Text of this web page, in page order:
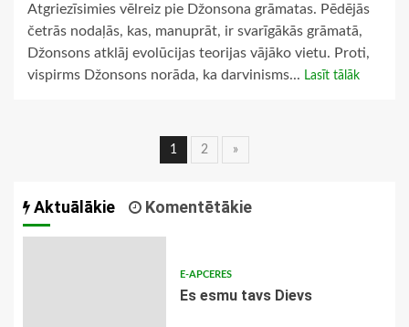
Atgriezīsimies vēlreiz pie Džonsona grāmatas. Pēdējās
četrās nodaļās, kas, manuprāt, ir svarīgākās grāmatā,
Džonsons atklāj evolūcijas teorijas vājāko vietu. Proti,
vispirms Džonsons norāda, ka darvinisms... Lasīt tālāk
Ziņu
1 2 »
Aktuālākie Komentētākie
E-APCERES
Es esmu tavs Dievs